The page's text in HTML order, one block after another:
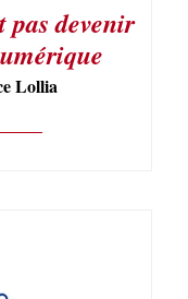
pas devenir
Lollia